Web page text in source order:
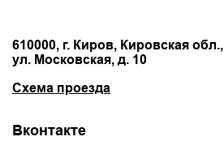
610000, г. Киров, Кировская обл.,
ул. Московская, д. 10
Схема проезда
Вконтакте